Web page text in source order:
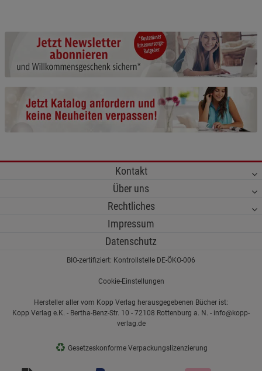
Kontakt
Über uns
Rechtliches
Impressum
Datenschutz
BIO-zertifiziert: Kontrollstelle DE-ÖKO-006
Cookie-Einstellungen
Hersteller aller vom Kopp Verlag herausgegebenen Bücher ist:
Kopp Verlag e.K. - Bertha-Benz-Str. 10 - 72108 Rottenburg a. N. - info@kopp-
verlag.de
♻ Gesetzeskonforme Verpackungslizenzierung
Beschreibung Notwendige Cookies
Cookie-Informationenanzeigen
Funktionale Cookies (1) Funktionale
Beschreibung Funktionale Cookies
anzeigen
Statistik Cookies (2) Statistik Cookies
Beschreibung Statistik Cookies
Cookie-Informationen
Marketing Cookies (3)
Datenschutzerklärung Impressum